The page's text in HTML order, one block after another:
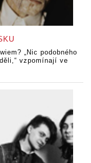
„Nic podobného
vzpomínají ve